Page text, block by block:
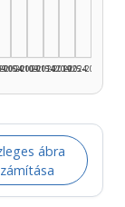
1
5
1985–1989: 3
1990–1994: 1
2010–2014
2015–2019
2020–2024
2025–2026
ábra